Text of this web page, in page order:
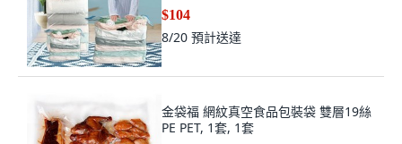
$104
8/20 預計送達
金袋福 網紋真空食品包裝袋 雙層19絲
PE PET, 1套, 1套